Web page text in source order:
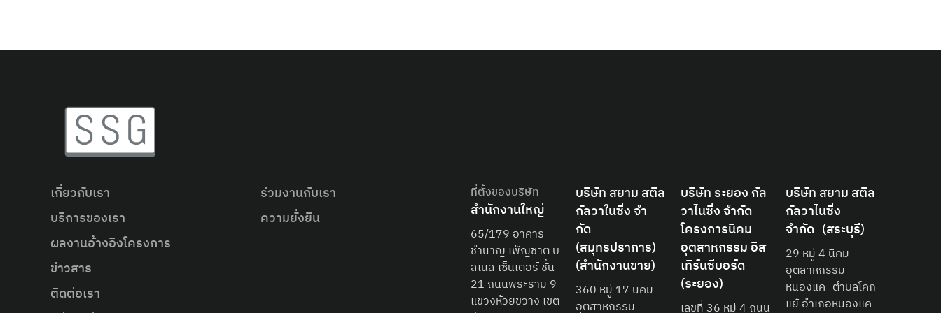
เกี่ยวกับเรา
บริการของเรา
ผลงานอ้างอิงโครงการ
ข่าวสาร
ติดต่อเรา
ร่วมงานกับเรา
ความยั่งยืน
ที่ตั้งของบริษัท
สำนักงานใหญ่
65/179 อาคาร
ชำนาญ เพ็ญชาติ บิ
สเนส เซ็นเตอร์ ชั้น
21 ถนนพระราม 9
แขวงห้วยขวาง เขต
บริษัท สยาม สตีล
กัลวาในซิ่ง จํา
กัด
(สมุทรปราการ)
(สำนักงานขาย)
360 หมู่ 17 นิคม
อุตสาหกรรม
บริษัท ระยอง กัล
วาไนซิ่ง จำกัด
โครงการนิคม
อุตสาหกรรม อิส
เทิร์นซีบอร์ด
(ระยอง)
เลขที่ 36 หมู่ 4 ถนน
บริษัท สยาม สตีล
กัลวาไนซิ่ง
จำกัด (สระบุรี)
29 หมู่ 4 นิคม
อุตสาหกรรม
หนองแค ตำบลโคก
แย้ อำเภอหนองแค